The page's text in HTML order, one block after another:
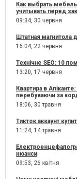
Как выбрать
учитывать перед
09:34, 30 червня
Штатная магнитола
16:04, 22 червня
Технічне SEO: 10
13:20, 17 червня
Квартира в
перебуваючи за
18:06, 30 травня
Тикток аккаунт
11:24, 14 травня
нюанси
09:53, 26 квітня